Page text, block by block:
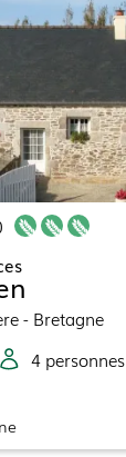
- Bretagne
4 personnes